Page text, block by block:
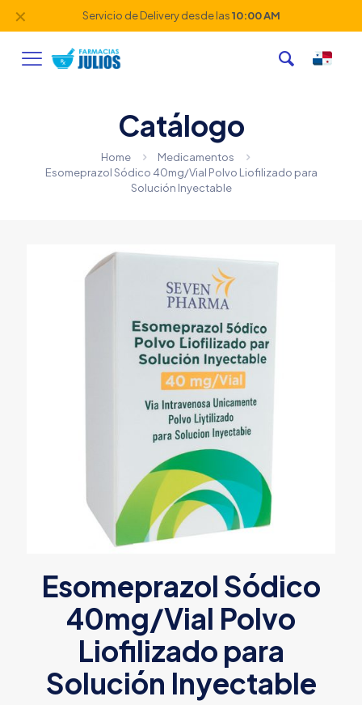
Estación Punto Pago y Recarga de Metrobús
✕
Catálogo
Home
Medicamentos
Esomeprazol Sódico 40mg/Vial Polvo Liofilizado para
Solución Inyectable
Esomeprazol Sódico
40mg/Vial Polvo
Liofilizado para
Solución Inyectable